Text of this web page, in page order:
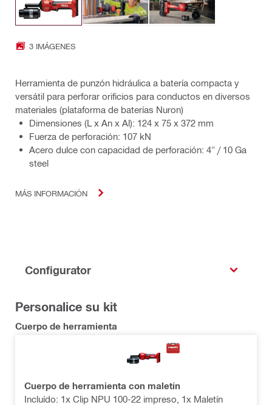
3 IMÁGENES
Herramienta de punzón hidráulica a batería compacta y
versátil para perforar orificios para conductos en diversos
materiales (plataforma de baterías Nuron)
Dimensiones (L x An x Al): 124 x 75 x 372 mm
Fuerza de perforación: 107 kN
Acero dulce con capacidad de perforación: 4" / 10 Ga
steel
MÁS INFORMACIÓN
Configurator
Personalice su kit
Cuerpo de herramienta
Cuerpo de herramienta con maletín
Incluído: 1x Clip NPU 100-22 impreso, 1x Maletín